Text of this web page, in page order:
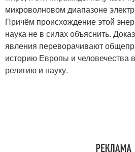
микроволновом диапазоне
Причём происхождение этой
наука не в силах объяснить.
явления переворачивают
историю Европы и человечества
религию и науку.